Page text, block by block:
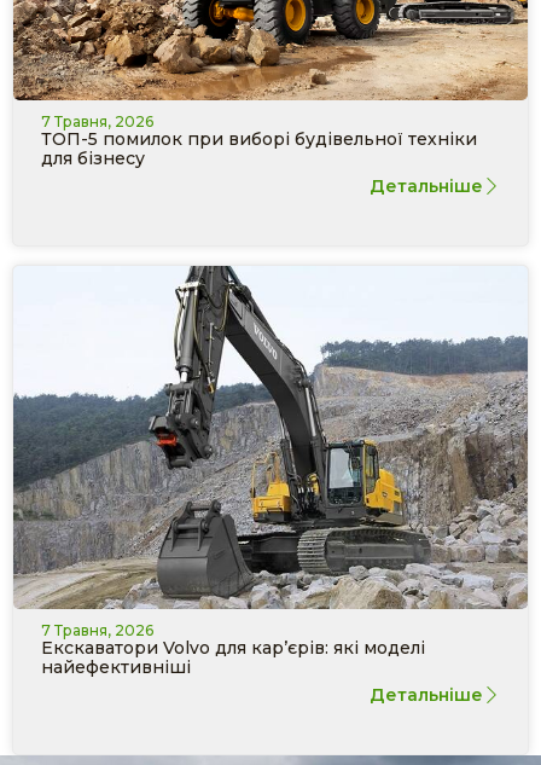
7 Травня, 2026
ТОП-5 помилок при виборі будівельної техніки
для бізнесу
Детальніше
7 Травня, 2026
Екскаватори Volvo для кар’єрів: які моделі
найефективніші
Детальніше